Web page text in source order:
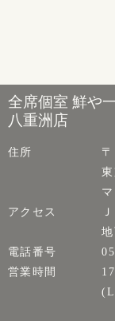
全席個室 鮮や
八重洲店
住所
アクセス
電話番号
営業時間